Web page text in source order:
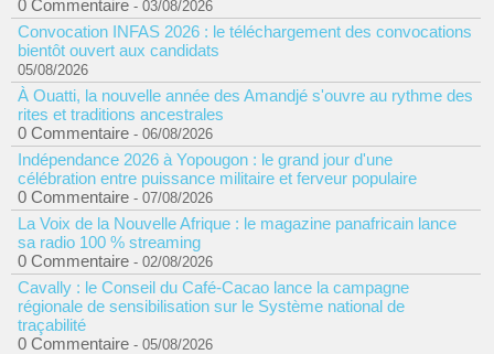
0 Commentaire - 03/08/2026
Convocation INFAS 2026 : le téléchargement des convocations
bientôt ouvert aux candidats
05/08/2026
À Ouatti, la nouvelle année des Amandjé s'ouvre au rythme des
rites et traditions ancestrales
0 Commentaire - 06/08/2026
Indépendance 2026 à Yopougon : le grand jour d'une
célébration entre puissance militaire et ferveur populaire
0 Commentaire - 07/08/2026
La Voix de la Nouvelle Afrique : le magazine panafricain lance
sa radio 100 % streaming
0 Commentaire - 02/08/2026
Cavally : le Conseil du Café-Cacao lance la campagne
régionale de sensibilisation sur le Système national de
traçabilité
0 Commentaire - 05/08/2026